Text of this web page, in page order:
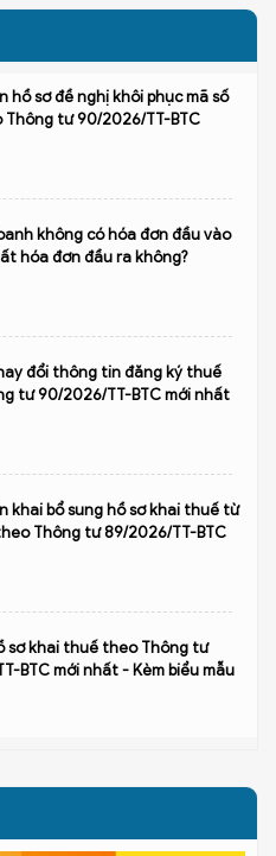
hồ sơ đề nghị khôi phục mã số
tư 90/2026/TT-BTC
không có hóa đơn đầu vào
hóa đơn đầu ra không?
đổi thông tin đăng ký thuế
tư 90/2026/TT-BTC mới nhất
khai bổ sung hồ sơ khai thuế từ
Thông tư 89/2026/TT-BTC
sơ khai thuế theo Thông tư
BTC mới nhất - Kèm biểu mẫu